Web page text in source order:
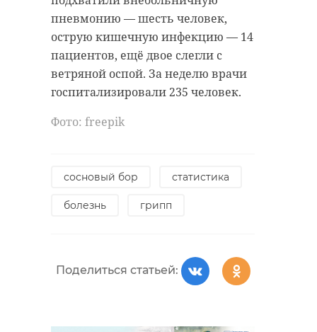
пневмонию — шесть человек,
острую кишечную инфекцию — 14
пациентов, ещё двое слегли с
ветряной оспой. За неделю врачи
госпитализировали 235 человек.
Фото: freepik
сосновый бор статистика
болезнь грипп
Поделиться статьей: